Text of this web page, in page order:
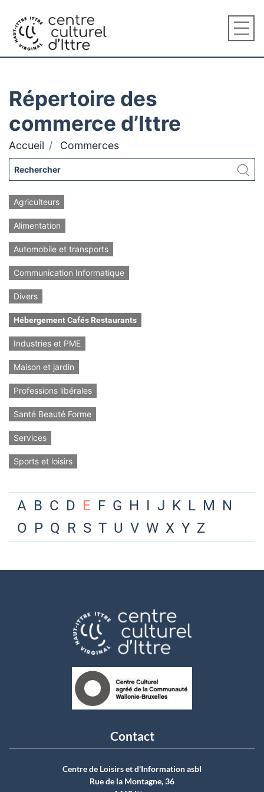
Répertoire des
commerce d’Ittre
Accueil Commerces
Agriculteurs
Alimentation
Automobile et transports
Communication Informatique
Divers
Hébergement Cafés Restaurants
Industries et PME
Maison et jardin
Professions libérales
Santé Beauté Forme
Services
Sports et loisirs
A B C D E F G H I J K L M N
O P Q R S T U V W X Y Z
Contact
Centre de Loisirs et d'Information asbI
Rue de la Montagne, 36